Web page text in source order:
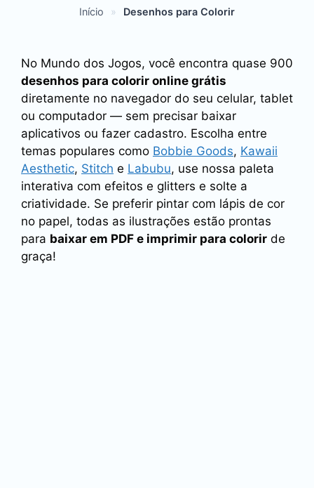
Início » Desenhos para Colorir
No Mundo dos Jogos, você encontra quase 900
desenhos para colorir online grátis
diretamente no navegador do seu celular, tablet
ou computador — sem precisar baixar
aplicativos ou fazer cadastro. Escolha entre
temas populares como Bobbie Goods, Kawaii
Aesthetic, Stitch e Labubu, use nossa paleta
interativa com efeitos e glitters e solte a
criatividade. Se preferir pintar com lápis de cor
no papel, todas as ilustrações estão prontas
para baixar em PDF e imprimir para colorir de
graça!